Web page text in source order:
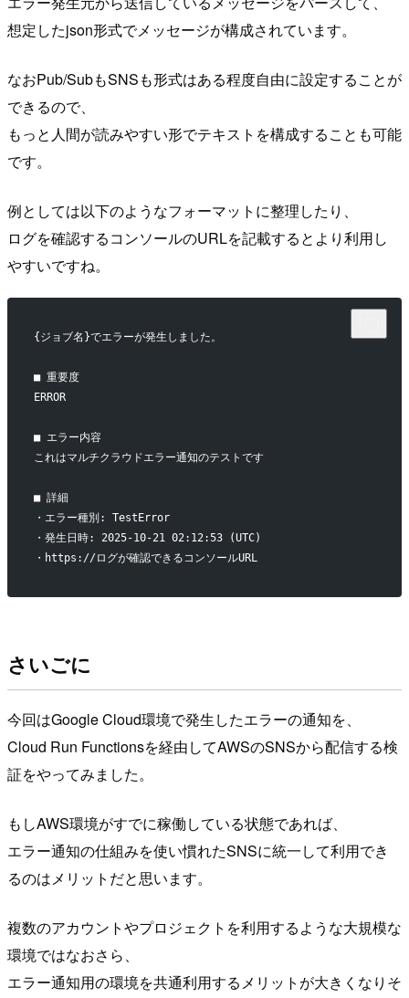
想定したjson形式でメッセージが構成されています。
なおPub/SubもSNSも形式はある程度自由に設定することが
できるので、
もっと人間が読みやすい形でテキストを構成することも可能
です。
例としては以下のようなフォーマットに整理したり、
ログを確認するコンソールのURLを記載するとより利用し
やすいですね。
{ジョブ名}でエラーが発生しました。
■ 重要度
ERROR
■ エラー内容
これはマルチクラウドエラー通知のテストです
■ 詳細
・エラー種別: TestError
・発生日時: 2025-10-21 02:12:53 (UTC)
・https://ログが確認できるコンソールURL
さいごに
今回はGoogle Cloud環境で発生したエラーの通知を、
Cloud Run Functionsを経由してAWSのSNSから配信する検
証をやってみました。
もしAWS環境がすでに稼働している状態であれば、
エラー通知の仕組みを使い慣れたSNSに統一して利用でき
るのはメリットだと思います。
複数のアカウントやプロジェクトを利用するような大規模な
環境ではなおさら、
エラー通知用の環境を共通利用するメリットが大きくなりそ